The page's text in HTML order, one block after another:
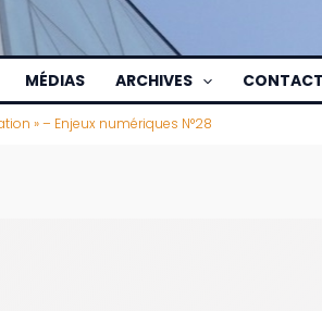
MÉDIAS ARCHIVES
» – Enjeux numériques N°28